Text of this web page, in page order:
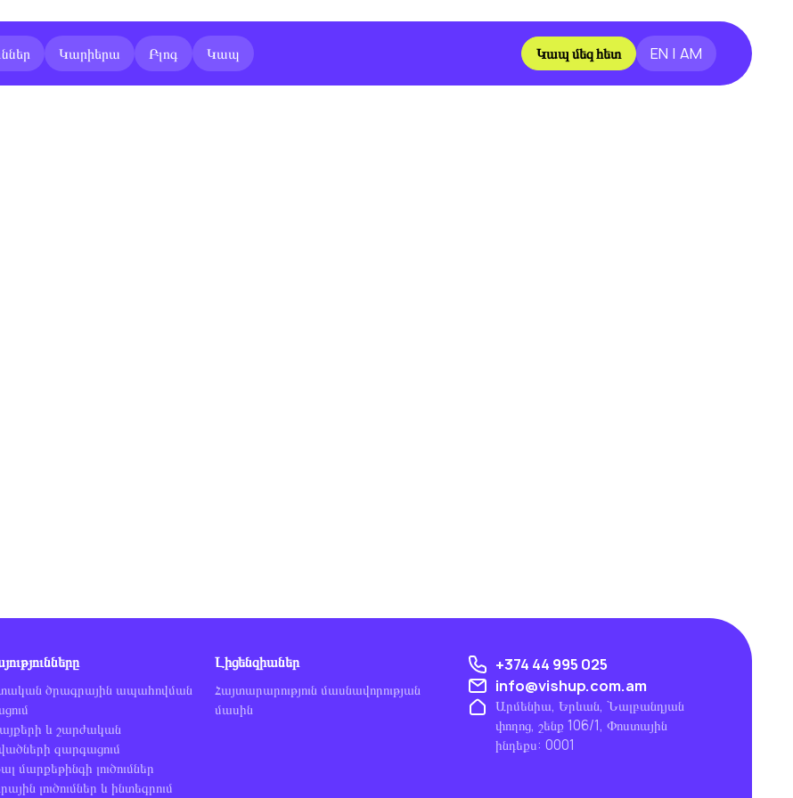
Կարիերա Բլոգ Կապ Կապ մեզ հետ EN | AM
թյունները
ծրագրային ապահովման
և շարժական
զարգացում
մարքեթինգի լուծումներ
լուծումներ և ինտեգրում
Լիցենզիաներ
Հայտարարություն մասնավորության
մասին
+374 44 995 025
info@vishup.com.am
Արմենիա, Երևան, Նալբանդյան
փողոց, շենք 106/1, Փոստային
ինդեքս: 0001